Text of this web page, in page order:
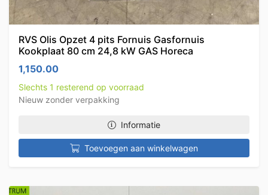
RVS Olis Opzet 4 pits Fornuis Gasfornuis
Kookplaat 80 cm 24,8 kW GAS Horeca
1,150.00
Slechts 1 resterend op voorraad
Nieuw zonder verpakking
Informatie
Toevoegen aan winkelwagen